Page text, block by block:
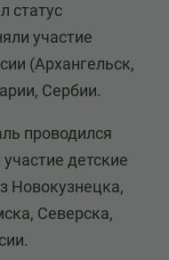
статус
участие
(Архангельск,
Сербии.
проводился
детские
Новокузнецка,
Северска,